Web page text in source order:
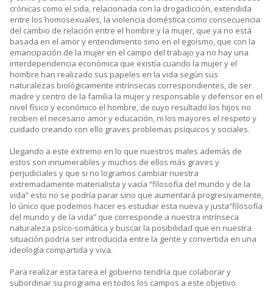
crónicas como el sida, relacionada con la drogadicción, extendida
entre los homosexuales, la violencia doméstica como consecuencia
del cambio de relación entre el hombre y la mujer, que ya no está
basada en el amor y entendimiento sino en el egoísmo, que con la
emancipación de la mujer en el campo del trabajo ya no hay una
interdependencia económica que existía cuando la mujer y el
hombre han realizado sus papeles en la vida según sus
naturalezas biológicamente intrínsecas correspondientes, de ser
madre y centro de la familia la mujer y responsable y defensor en el
nivel físico y económico el hombre, de cuyo resultado los hijos no
reciben el necesario amor y educación, ni los mayores el respeto y
cuidado creando con ello graves problemas psíquicos y sociales.
Llegando a este extremo en lo que nuestros males además de
estos son innumerables y muchos de ellos más graves y
perjudiciales y que si no logramos cambiar nuestra
extremadamente materialista y vacía “filosofía del mundo y de la
vida” esto no se podría parar sino que aumentará progresivamente,
lo único que podemos hacer es estudiar esta nueva y justa“filosofía
del mundo y de la vida” que corresponde a nuestra intrínseca
naturaleza psico-somática y buscar la posibilidad que en nuestra
situación podría ser introducida entre la gente y convertida en una
ideología compartida y viva.
Para realizar esta tarea el gobierno tendría que colaborar y
subordinar su programa en todos los campos a este objetivo.